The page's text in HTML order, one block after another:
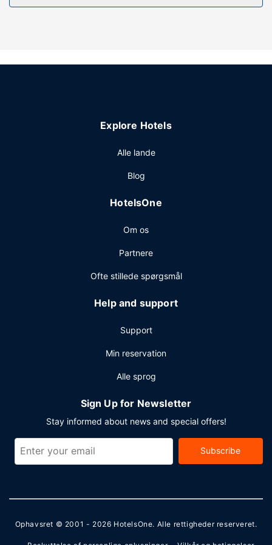
hytte inkluderer hjælp med udflugter/billetter og
og et bibliotek. Gratis selvstændig parkering er til rådighed
Explore Hotels
Alle lande
Blog
HotelsOne
Om os
Partnere
Ofte stillede spørgsmål
Help and support
Support
Min reservation
Alle sprog
Sign Up for Newsletter
Stay informed about news and special offers!
Subscribe
Ophavsret © 2001 - 2026 HotelsOne. Alle rettigheder reserveret.